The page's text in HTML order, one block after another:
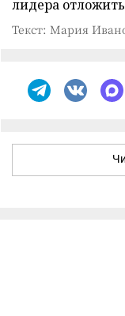
лидера
Текст: Мария